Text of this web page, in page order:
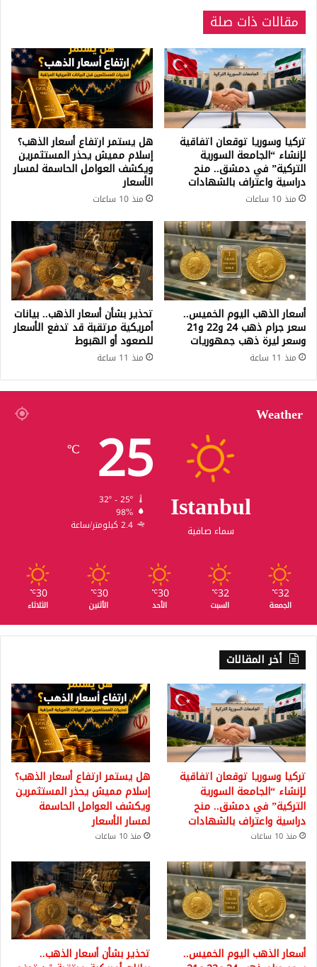
أمريكي
مقالات ذات صلة
تركيا وسوريا توقعان اتفاقية
لإنشاء “الجامعة السورية
التركية” في دمشق.. منح
دراسية واعتراف بالشهادات
منذ 10 ساعات
هل يستمر ارتفاع أسعار الذهب؟
إسلام مميش يحذر المستثمرين
ويكشف العوامل الحاسمة لمسار
الأسعار
منذ 10 ساعات
أسعار الذهب اليوم الخميس..
سعر جرام ذهب 24 و22 و21
وسعر ليرة ذهب جمهوريات
منذ 11 ساعة
تحذير بشأن أسعار الذهب.. بيانات
أمريكية مرتقبة قد تدفع الأسعار
للصعود أو الهبوط
منذ 11 ساعة
Weather
Istanbul
سماء صافية
25
℃
32º - 25º
98%
2.4 كيلومتر/ساعة
32
℃
الجمعة
32
℃
السبت
30
℃
الأحد
30
℃
الأثنين
30
℃
الثلاثاء
أخر المقالات
تركيا وسوريا توقعان اتفاقية
لإنشاء “الجامعة السورية
التركية” في دمشق.. منح
دراسية واعتراف بالشهادات
منذ 10 ساعات
هل يستمر ارتفاع أسعار الذهب؟
إسلام مميش يحذر المستثمرين
ويكشف العوامل الحاسمة
لمسار الأسعار
منذ 10 ساعات
أسعار الذهب اليوم الخميس.. تحذير بشأن أسعار الذهب..